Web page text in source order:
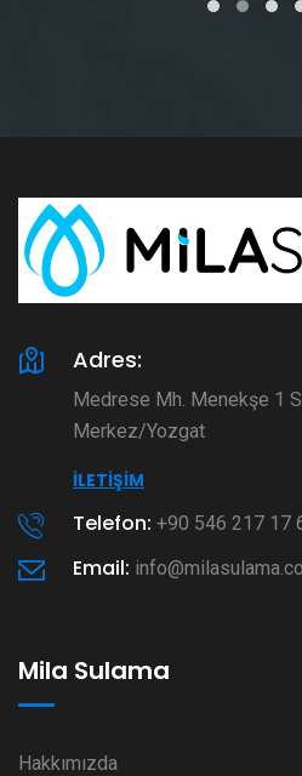
Adres:
Medrese Mh. Menekşe 1
Merkez/Yozgat
İLETIŞIM
Telefon: +90 546 217 17
Email:
Mila Sulama
Hakkımızda